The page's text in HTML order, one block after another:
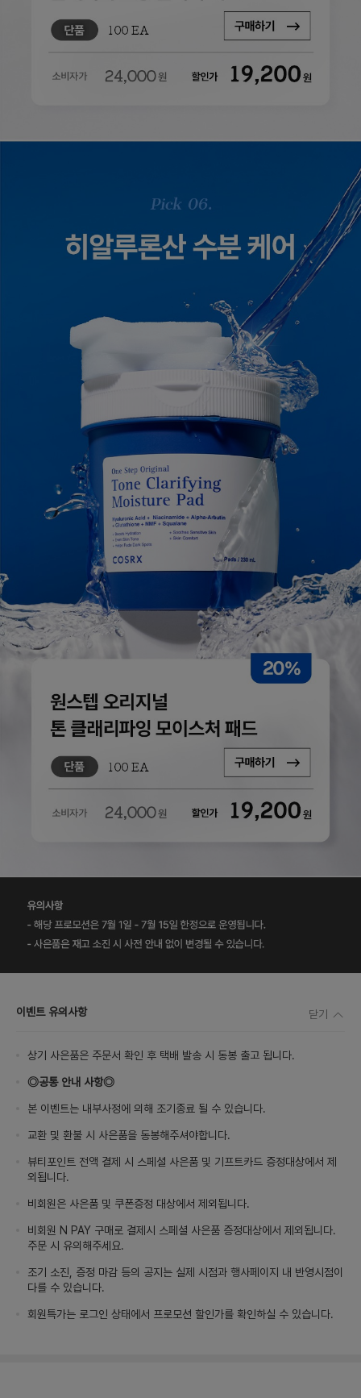
이벤트 유의사항 닫기
상기 사은품은 주문서 확인 후 택배 발송 시 동봉 출고 됩니다.
◎공통 안내 사항◎
본 이벤트는 내부사정에 의해 조기종료 될 수 있습니다.
교환 및 환불 시 사은품을 동봉해주셔야합니다.
뷰티포인트 전액 결제 시 스페셜 사은품 및 기프트카드 증정대상에서 제
외됩니다.
비회원은 사은품 및 쿠폰증정 대상에서 제외됩니다.
비회원 N PAY 구매로 결제시 스페셜 사은품 증정대상에서 제외됩니다.
주문 시 유의해주세요.
조기 소진, 증정 마감 등의 공지는 실제 시점과 행사페이지 내 반영시점이
다를 수 있습니다.
회원특가는 로그인 상태에서 프로모션 할인가를 확인하실 수 있습니다.